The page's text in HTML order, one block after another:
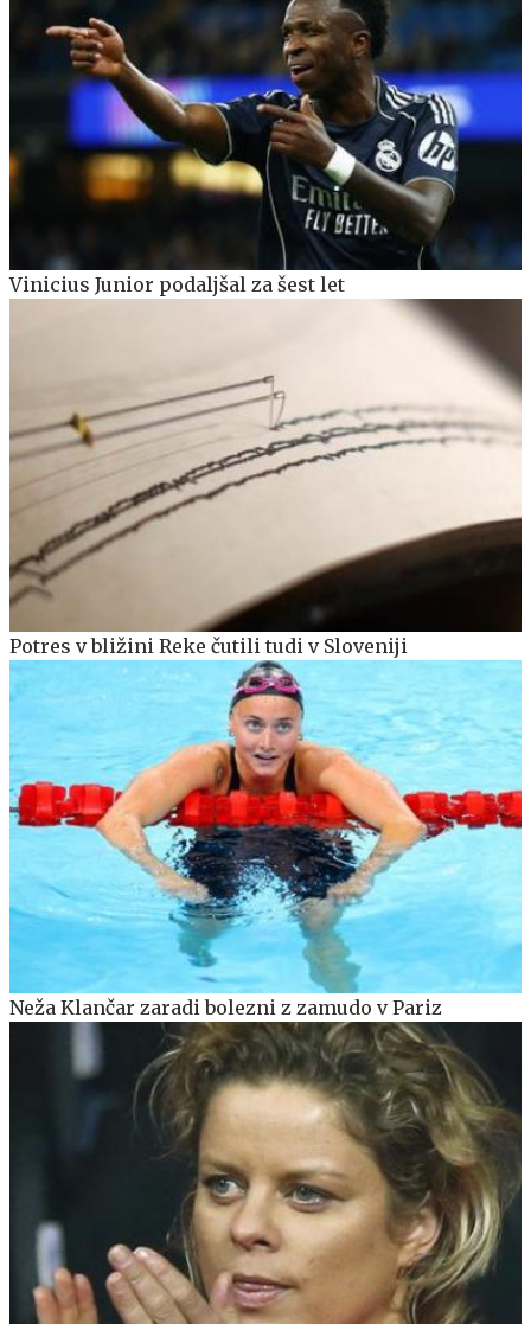
Vinicius Junior podaljšal za šest let
Potres v bližini Reke čutili tudi v Sloveniji
Neža Klančar zaradi bolezni z zamudo v Pariz